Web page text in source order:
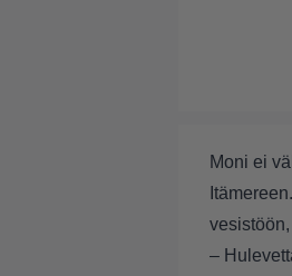
Moni ei
–